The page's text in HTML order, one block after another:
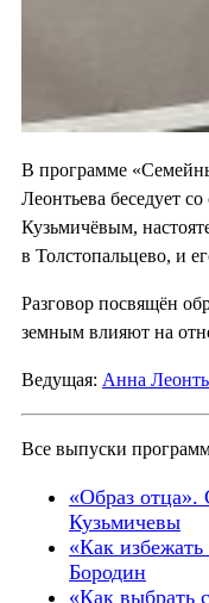
В программе
Леонтьева беседует
Кузьмичёвым,
в Толстопальцево, и
Разговор посвящён
земным влияют на
Ведущая: Анна
Все выпуски
«Образ
Кузьмичевы
«Как
Бородин
«Как выбрать